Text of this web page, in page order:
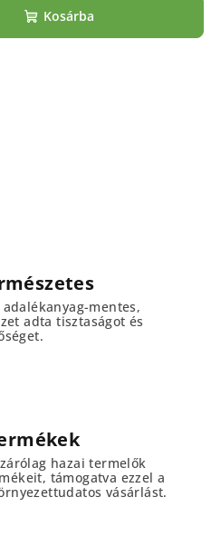
Kosárba
mentes,
adta tisztaságot és
hazai termelők
támogatva ezzel a
vásárlást.